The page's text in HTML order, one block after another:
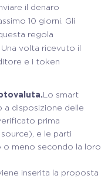
il denaro
10 giorni. Gli
regola
volta ricevuto il
e i token
Lo smart
a disposizione delle
prima
e le parti
o meno secondo la loro
inserita la proposta